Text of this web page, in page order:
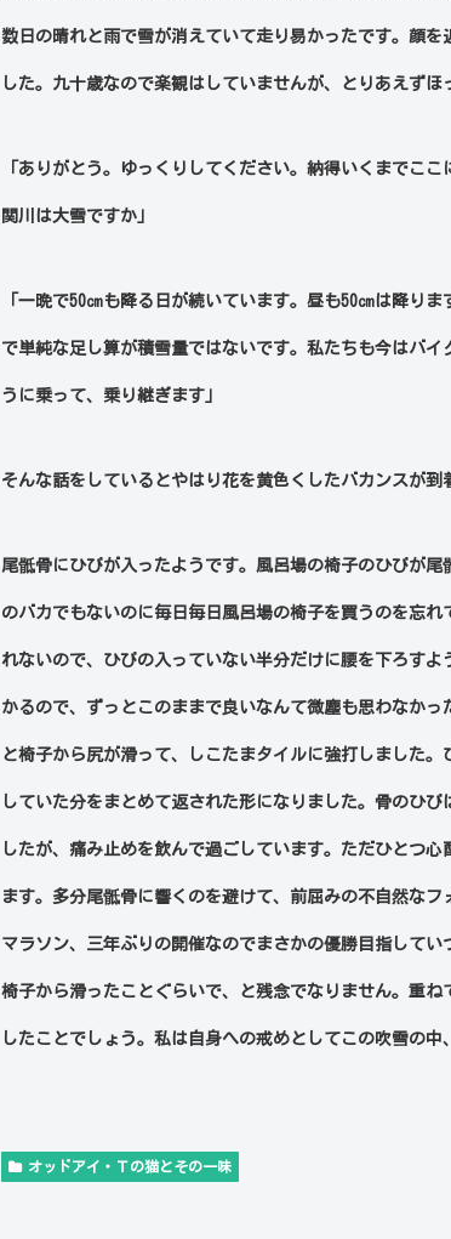
数日の晴れと雨で雪が消えていて走り易かったです。顔
した。九十歳なので楽観はしていませんが、とりあえずほ
「ありがとう。ゆっくりしてください。納得いくまでここ
関川は大雪ですか」
「一晩で50㎝も降る日が続いています。昼も50㎝は降りま
で単純な足し算が積雪量ではないです。私たちも今はバ
うに乗って、乗り継ぎます」
そんな話をしているとやはり花を黄色くしたバカンスが
尾骶骨にひびが入ったようです。風呂場の椅子のひびが
のバカでもないのに毎日毎日風呂場の椅子を買うのを忘
れないので、ひびの入っていない半分だけに腰を下ろす
かるので、ずっとこのままで良いなんて微塵も思わなか
と椅子から尻が滑って、しこたまタイルに強打しました
していた分をまとめて返された形になりました。骨のひ
したが、痛み止めを飲んで過ごしています。ただひとつ
ます。多分尾骶骨に響くのを避けて、前屈みの不自然な
マラソン、三年ぶりの開催なのでまさかの優勝目指して
椅子から滑ったことぐらいで、と残念でなりません。重
したことでしょう。私は自身への戒めとしてこの吹雪の中
オッドアイ・Ｔの猫とその一味